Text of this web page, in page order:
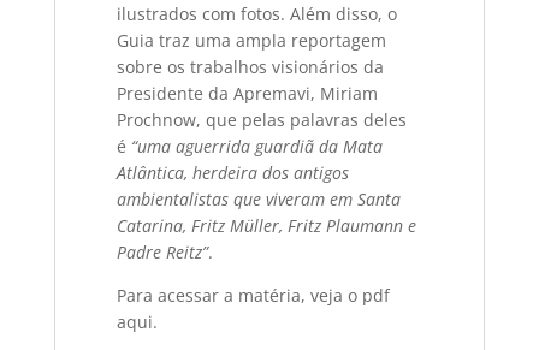
ilustrados com fotos. Além disso, o
Guia traz uma ampla reportagem
sobre os trabalhos visionários da
Presidente da Apremavi, Miriam
Prochnow, que pelas palavras deles
é “uma aguerrida guardiã da Mata
Atlântica, herdeira dos antigos
ambientalistas que viveram em Santa
Catarina, Fritz Müller, Fritz Plaumann e
Padre Reitz”.
Para acessar a matéria, veja o pdf
aqui.